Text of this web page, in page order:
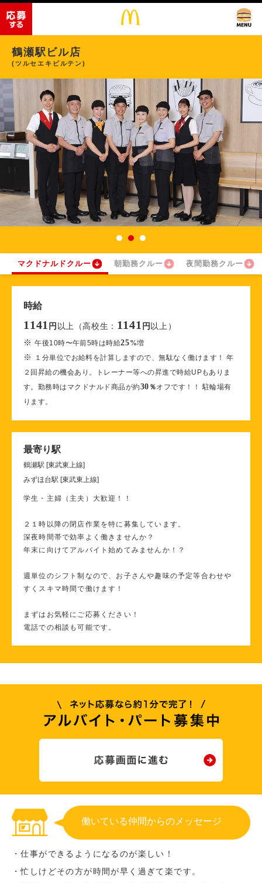
鶴瀬駅ビル店
(ツルセエキビルテン)
マクドナルドクルー 朝勤務クルー 夜間勤務クルー
時給
1141 円 以上（高校生： 1141 円 以上）
※午後10時〜午前5時は時給25%増
※
１分単位でお給料を計算しますので、無駄なく働けます！ 年
２回昇給の機会あり。トレーナー等への昇進で時給UPもありま
す。勤務時はマクドナルド商品が約30 ％オフです！！ 駐輪場有
ります。
最寄り駅
鶴瀬駅 [東武東上線]
みずほ台駅 [東武東上線]
学生・主婦（主夫）大歓迎！！
２１時以降の閉店作業を特に募集しています。
深夜時間帯で効率よく働きませんか？
年末に向けてアルバイト始めてみませんか！？
週単位のシフト制なので、お子さんや趣味の予定等合わせや
すくスキマ時間で働けます！
まずはお気軽にご応募ください！
電話での相談も可能です。
働いている仲間からのメッセージ
・仕事ができるようになるのが楽しい！
・忙しけどその方が時間が早く過ぎて楽です。